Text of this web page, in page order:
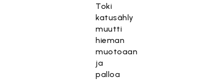
Toki
katusähly
muutti
hieman
muotoaan
ja
palloa